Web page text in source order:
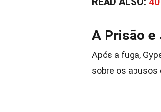
A Prisão e
Após a fuga,
sobre os abusos